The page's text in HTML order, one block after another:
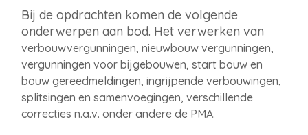
Bij de opdrachten komen de volgende
onderwerpen aan bod. Het verwerken van
verbouwvergunningen, nieuwbouw vergunningen,
vergunningen voor bijgebouwen, start bouw en
bouw gereedmeldingen, ingrijpende verbouwingen,
splitsingen en samenvoegingen, verschillende
correcties n.a.v. onder andere de PMA.